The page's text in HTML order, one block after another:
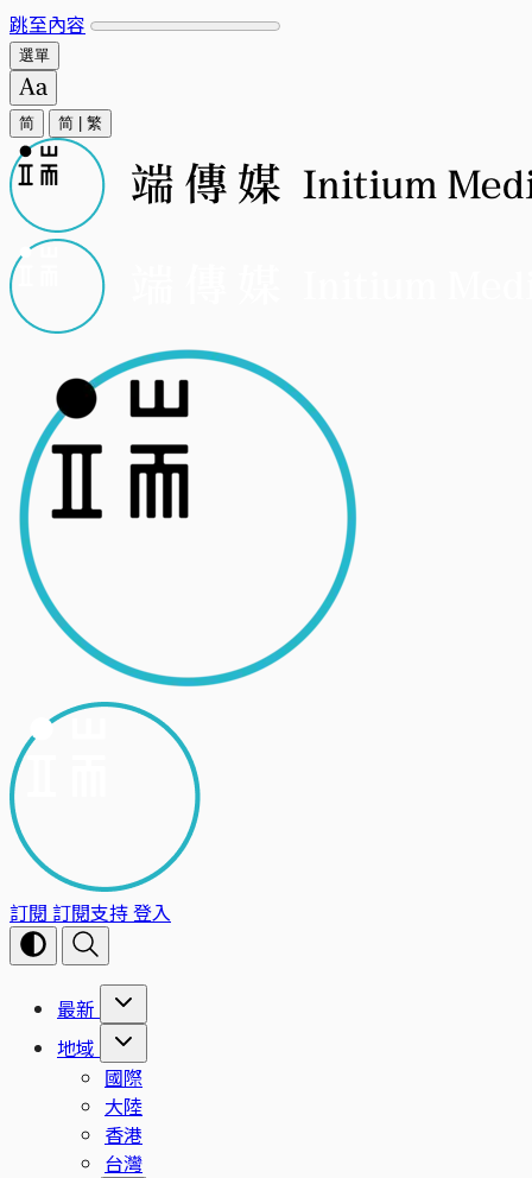
跳至內容
選單
简 简 繁
訂閱 訂閱支持登入
最新
地域
國際
大陸
香港
台灣